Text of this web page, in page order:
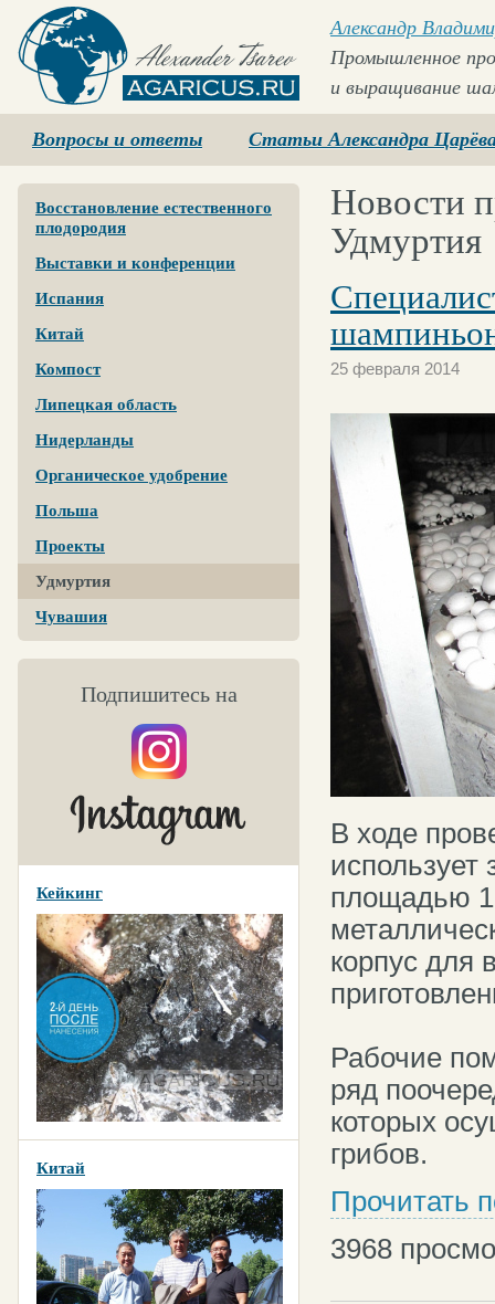
Agaricus.ru
Александр
Промышленное
и выращивание
Вопросы и ответы Статьи Александра
Восстановление естественного
плодородия
Выставки и конференции
Испания
Китай
Компост
Липецкая область
Нидерланды
Органическое удобрение
Польша
Проекты
Удмуртия
Чувашия
Подпишитесь на
Кейкинг
Китай
Новости
Удмуртия
25 февраля 2014
В ходе
использует
площадью
корпус для
Рабочие
ряд
которых
грибов.
Прочитать
3968